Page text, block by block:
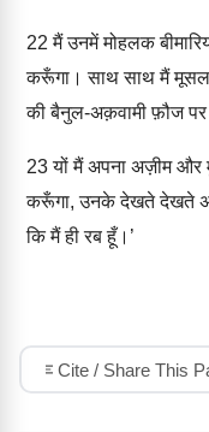
22 मैं उनमें मोहलक
करूँगा। साथ साथ मैं
की बैनुल-अक़वामी फ़ौज पर
23यों मैं अपना अज़ीम और
करूँगा, उनके देखते देखते
कि मैं ही रब हूँ।’
Cite / Share This